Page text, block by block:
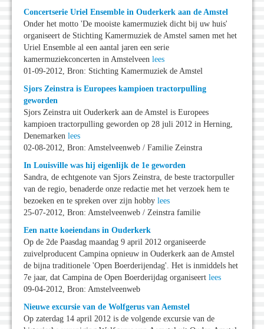
Concertserie Uriel Ensemble in Ouderkerk aan de Amstel
Onder het motto 'De mooiste kamermuziek dicht bij uw huis'
organiseert de Stichting Kamermuziek de Amstel samen met het
Uriel Ensemble al een aantal jaren een serie
kamermuziekconcerten in Amstelveen lees
01-09-2012, Bron: Stichting Kamermuziek de Amstel
Sjors Zeinstra is Europees kampioen tractorpulling
geworden
Sjors Zeinstra uit Ouderkerk aan de Amstel is Europees
kampioen tractorpulling geworden op 28 juli 2012 in Herning,
Denemarken lees
02-08-2012, Bron: Amstelveenweb / Familie Zeinstra
In Louisville was hij eigenlijk de 1e geworden
Sandra, de echtgenote van Sjors Zeinstra, de beste tractorpuller
van de regio, benaderde onze redactie met het verzoek hem te
bezoeken en te spreken over zijn hobby lees
25-07-2012, Bron: Amstelveenweb / Zeinstra familie
Een natte koeiendans in Ouderkerk
Op de 2de Paasdag maandag 9 april 2012 organiseerde
zuivelproducent Campina opnieuw in Ouderkerk aan de Amstel
de bijna traditionele 'Open Boerderijendag'. Het is inmiddels het
7e jaar, dat Campina de Open Boerderijdag organiseert lees
09-04-2012, Bron: Amstelveenweb
Nieuwe excursie van de Wolfgerus van Aemstel
Op zaterdag 14 april 2012 is de volgende excursie van de